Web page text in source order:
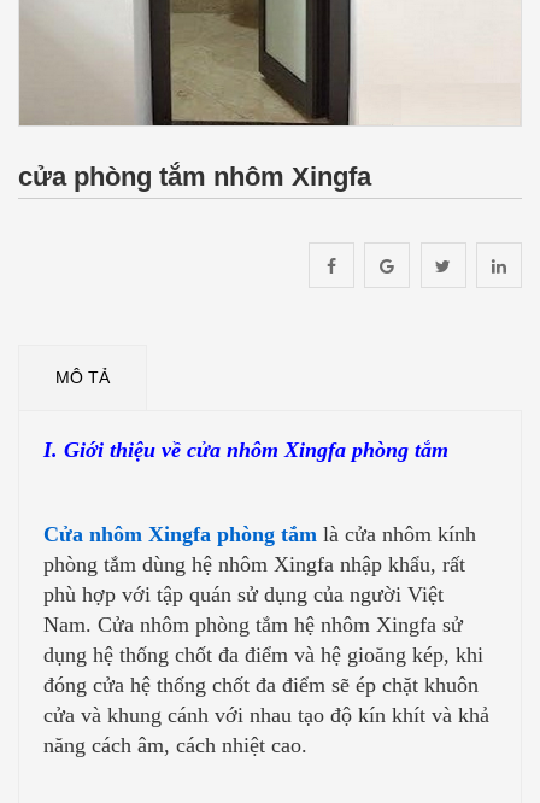
cửa phòng tắm nhôm Xingfa
MÔ TẢ
I. Giới thiệu về cửa nhôm Xingfa phòng tắm
Cửa nhôm Xingfa phòng tắm là cửa nhôm kính
phòng tắm dùng hệ nhôm Xingfa nhập khẩu, rất
phù hợp với tập quán sử dụng của người Việt
Nam. Cửa nhôm phòng tắm hệ nhôm Xingfa sử
dụng hệ thống chốt đa điểm và hệ gioăng kép, khi
đóng cửa hệ thống chốt đa điểm sẽ ép chặt khuôn
cửa và khung cánh với nhau tạo độ kín khít và khả
năng cách âm, cách nhiệt cao.